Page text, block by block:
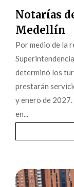
Notarías
Medellín
Por medio de la
determinó los
prestarán
y enero de
en...